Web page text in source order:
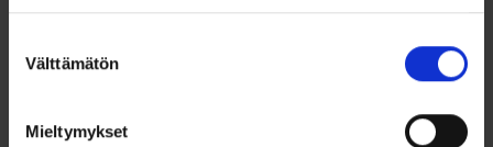
valinta
Välttämätön
Mieltymykset
Kolme herkkää kukkaa, joissa synteettiset zirkonit